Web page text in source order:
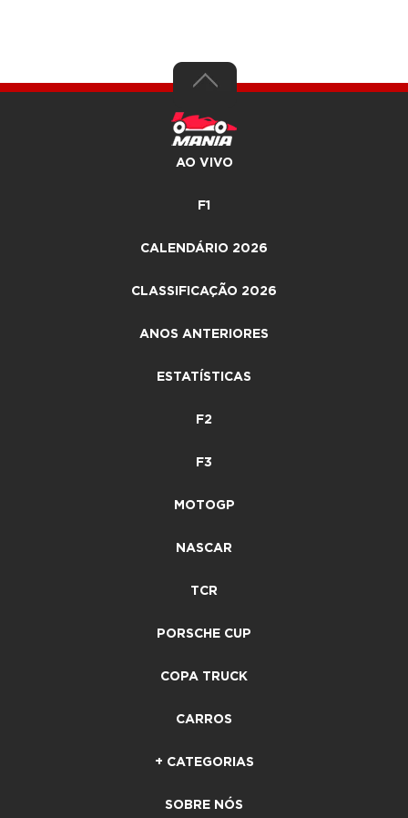
AO VIVO
F1
CALENDÁRIO 2026
CLASSIFICAÇÃO 2026
ANOS ANTERIORES
ESTATÍSTICAS
F2
F3
MOTOGP
NASCAR
TCR
PORSCHE CUP
COPA TRUCK
CARROS
+ CATEGORIAS
SOBRE NÓS